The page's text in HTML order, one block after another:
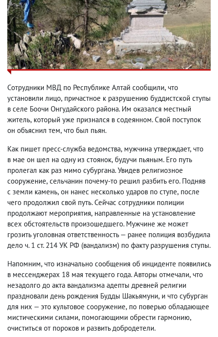
Сотрудники МВД по Республике Алтай сообщили, что
установили лицо, причастное к разрушению буддистской ступы
в селе Боочи Онгудайского района. Им оказался местный
житель, который уже признался в содеянном. Свой поступок
он объяснил тем, что был пьян.
Как пишет пресс-служба ведомства, мужчина утверждает, что
в мае он шел на одну из стоянок, будучи пьяным. Его путь
пролегал как раз мимо субургана. Увидев религиозное
сооружение, сельчанин почему-то решил разбить его. Подняв
с земли камень, он нанес несколько ударов по ступе, после
чего продолжил свой путь. Сейчас сотрудники полиции
продолжают мероприятия, направленные на установление
всех обстоятельств произошедшего. Мужчине же может
грозить уголовная ответственность — ранее полиция возбудила
дело ч. 1 ст. 214 УК РФ (вандализм) по факту разрушения ступы.
Напомним, что изначально сообщения об инциденте появились
в мессенджерах 18 мая текущего года. Авторы отмечали, что
незадолго до акта вандализма адепты древней религии
праздновали день рождения Будды Шакьямуни, и что субурган
для них — это культовое сооружение, по поверью обладающее
мистическими силами, помогающими обрести гармонию,
очиститься от пороков и развить добродетели.